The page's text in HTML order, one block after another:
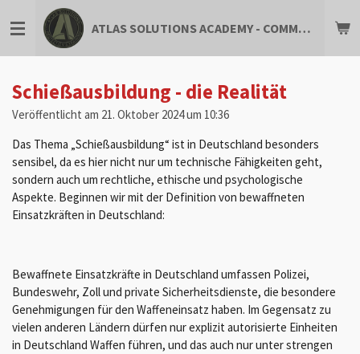
Hauptinhalt
springen
ATLAS SOLUTIONS ACADEMY - COMMUNITY FOR PROFESSIONALS
Schießausbildung - die Realität
Veröffentlicht am 21. Oktober 2024 um 10:36
Das Thema „Schießausbildung“ ist in Deutschland besonders
sensibel, da es hier nicht nur um technische Fähigkeiten geht,
sondern auch um rechtliche, ethische und psychologische
Aspekte. Beginnen wir mit der Definition von bewaffneten
Einsatzkräften in Deutschland:
Bewaffnete Einsatzkräfte in Deutschland umfassen Polizei,
Bundeswehr, Zoll und private Sicherheitsdienste, die besondere
Genehmigungen für den Waffeneinsatz haben. Im Gegensatz zu
vielen anderen Ländern dürfen nur explizit autorisierte Einheiten
in Deutschland Waffen führen, und das auch nur unter strengen